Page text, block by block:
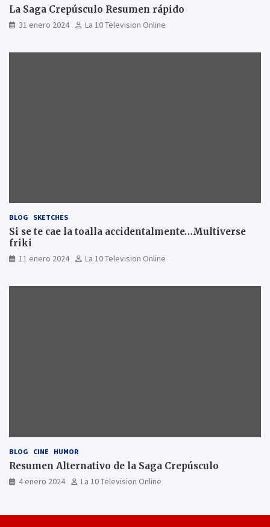
La Saga Crepúsculo Resumen rápido
31 enero 2024 La 10 Television Online
BLOG SKETCHES
Si se te cae la toalla accidentalmente…Multiverse
friki
11 enero 2024 La 10 Television Online
BLOG CINE HUMOR
Resumen Alternativo de la Saga Crepúsculo
4 enero 2024 La 10 Television Online